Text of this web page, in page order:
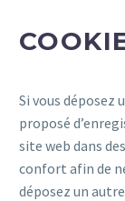
Si vous déposez
proposé
site web dans
confort afin de
déposez un